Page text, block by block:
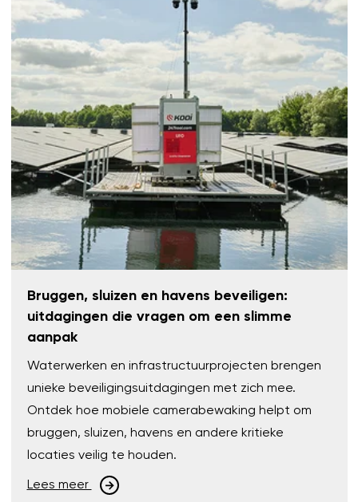
Bruggen, sluizen en havens beveiligen:
uitdagingen die vragen om een slimme
aanpak
Waterwerken en infrastructuurprojecten brengen
unieke beveiligingsuitdagingen met zich mee.
Ontdek hoe mobiele camerabewaking helpt om
bruggen, sluizen, havens en andere kritieke
locaties veilig te houden.
Lees meer